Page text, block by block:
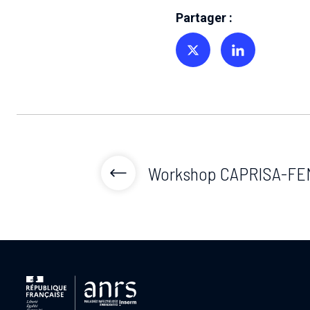
Partager :
Partager sur TwitterPartager sur Linkedin
Workshop CAPRISA-